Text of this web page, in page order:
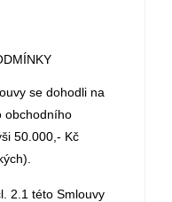
se dohodli na
obchodního
50.000,- Kč
2.1 této Smlouvy